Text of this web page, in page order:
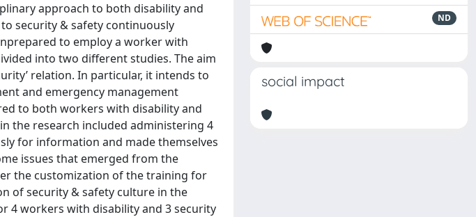
approach to both disability and
security & safety continuously
to employ a worker with
into two different studies. The aim
relation. In particular, it intends to
and emergency management
to both workers with disability and
the research included administering 4
for information and made themselves
issues that emerged from the
the customization of the training for
of security & safety culture in the
4 workers with disability and 3 security
ND
social impact